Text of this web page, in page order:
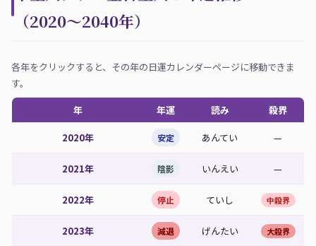
（2020〜2040年）
各年をクリックすると、その年の日運カレンダーページに移動できま
す。
年
年運 読み 殺界
2020年 安定 あんてい —
2021年 陰影 いんえい —
2022年 停止 ていし 中殺界
2023年 減退 げんたい 大殺界